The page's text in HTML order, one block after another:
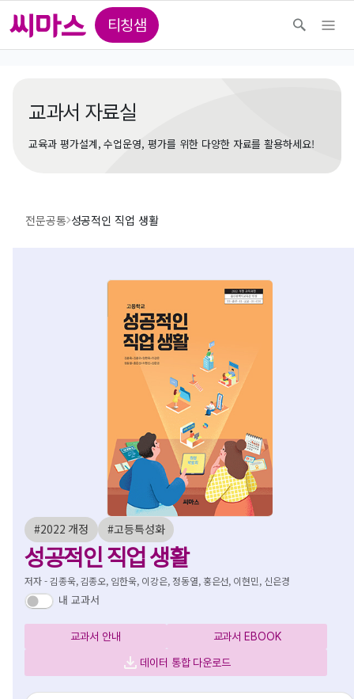
티칭샘
교과서 자료실
교육과 평가설계, 수업운영, 평가를 위한 다양한 자료를 활용하세요!
전문공통 성공적인 직업 생활
#2022 개정 #고등특성화
성공적인 직업 생활
저자 - 김종욱, 김종오, 임한욱, 이강은, 정동열, 홍은선, 이현민, 신은경
내 교과서
교과서 안내 교과서 EBOOK
데이터 통합 다운로드